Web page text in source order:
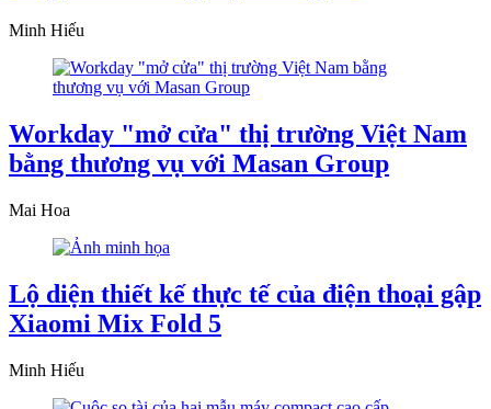
Minh Hiếu
Workday "mở cửa" thị trường Việt Nam
bằng thương vụ với Masan Group
Mai Hoa
Lộ diện thiết kế thực tế của điện thoại gập
Xiaomi Mix Fold 5
Minh Hiếu